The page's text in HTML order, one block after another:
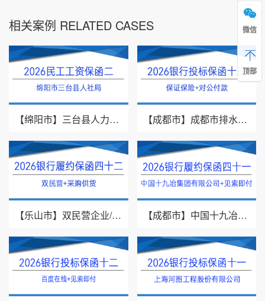
相关案例 RELATED CASES
【绵阳市】三台县人力资源和社会保障局/2026民工工资保函二 【成都市】成都市排水有限责任公司/投标保证保险/2026银行投标保函十三
【乐山市】双民营企业/采购供货/2026年银行履约保函四十二 【成都市】中国十九冶集团有限公司/见索即付/2026年银行履约保函四十一
微信
顶部